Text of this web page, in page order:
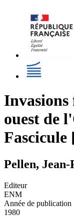
Invasions
ouest de
Fascicule
Pellen,
Editeur
ENM
Année de publication
1980